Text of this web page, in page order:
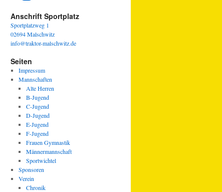
Anschrift Sportplatz
Sportplatzweg 1
02694 Malschwitz
info@traktor-malschwitz.de
Seiten
Impressum
Mannschaften
Alte Herren
B-Jugend
C-Jugend
D-Jugend
E-Jugend
F-Jugend
Frauen Gymnastik
Männermannschaft
Sportwichtel
Sponsoren
Verein
Chronik